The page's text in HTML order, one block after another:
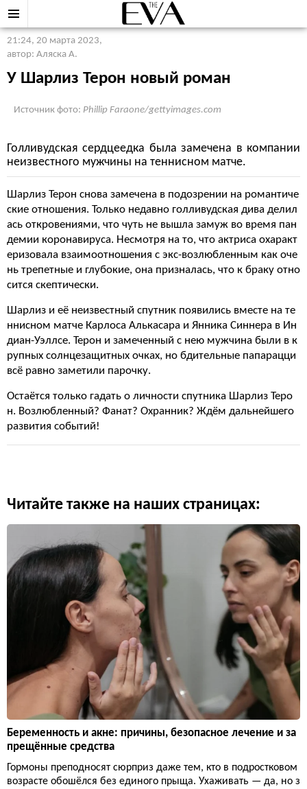
21:24, 20 марта 2023,
автор: Аляска А.
У Шарлиз Терон новый роман
Источник фото: Phillip Faraone/gettyimages.com
Голливудская сердцеедка была замечена в компании
неизвестного мужчины на теннисном матче.
Шарлиз Терон снова замечена в подозрении на романтиче
ские отношения. Только недавно голливудская дива делил
ась откровениями, что чуть не вышла замуж во время пан
демии коронавируса. Несмотря на то, что актриса охаракт
еризовала взаимоотношения с экс-возлюбленным как оче
нь трепетные и глубокие, она призналась, что к браку отно
сится скептически.
Шарлиз и её неизвестный спутник появились вместе на те
ннисном матче Карлоса Алькасара и Янника Синнера в Ин
диан-Уэллсе. Терон и замеченный с нею мужчина были в к
рупных солнцезащитных очках, но бдительные папарацци
всё равно заметили парочку.
Остаётся только гадать о личности спутника Шарлиз Теро
н. Возлюбленный? Фанат? Охранник? Ждём дальнейшего
развития событий!
Читайте также на наших страницах:
Беременность и акне: причины, безопасное лечение и за
прещённые средства
Гормоны преподносят сюрприз даже тем, кто в подростковом
возрасте обошёлся без единого прыща. Ухаживать — да, но з